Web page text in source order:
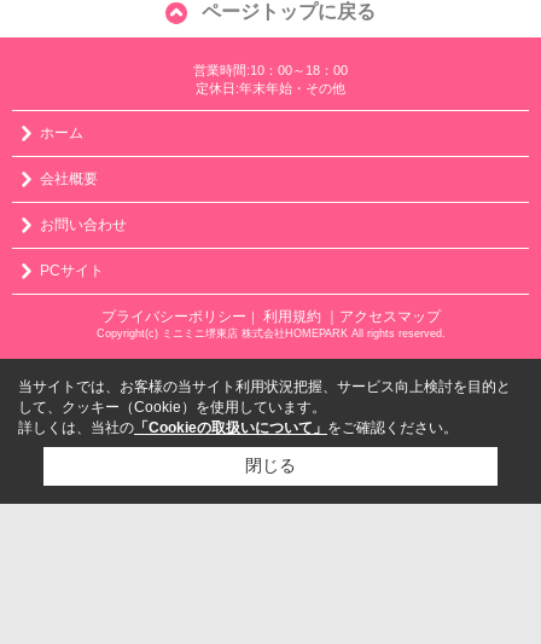
ページトップに戻る
営業時間:10：00～18：00
定休日:年末年始・その他
ホーム
会社概要
お問い合わせ
PCサイト
プライバシーポリシー 利用規約 ｜アクセスマップ
Copyright(c) ミニミニ堺東店 株式会社HOMEPARK All rights reserved.
当サイトでは、お客様の当サイト利用状況把握、サービス向上検討を目的と
して、クッキー（Cookie）を使用しています。
詳しくは、当社の 「Cookieの取扱いについて」 をご確認ください。
閉じる